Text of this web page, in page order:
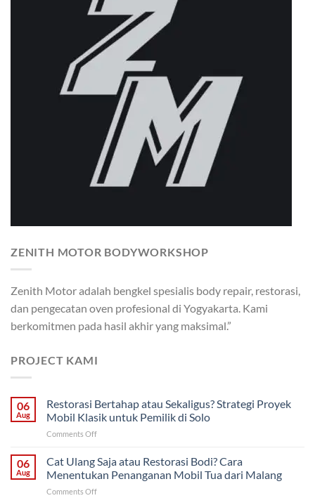
ZENITH MOTOR BODYWORKSHOP
Zenith Motor adalah bengkel spesialis body repair, restorasi,
dan pengecatan oven profesional di Yogyakarta. Kami
berkomitmen pada hasil akhir yang maksimal.”
PROJECT KAMI
06
Aug
Restorasi Bertahap atau Sekaligus? Strategi Proyek
Mobil Klasik untuk Pemilik di Solo
Comments Offon
Bertahap
atau
Sekaligus?
Strategi
06
Aug
Cat Ulang Saja atau Restorasi Bodi? Cara
Menentukan Penanganan Mobil Tua dari Malang
Comments Offon